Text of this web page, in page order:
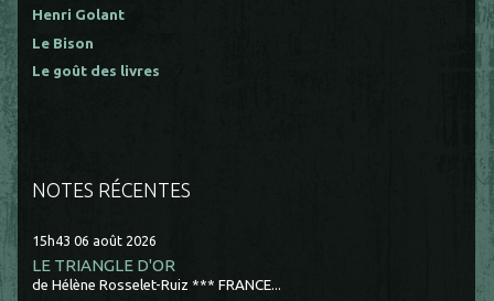
Henri Golant
Le Bison
Le goût des livres
NOTES RÉCENTES
15h43 06 août 2026
LE TRIANGLE D'OR
de Hélène Rosselet-Ruiz *** FRANCE...